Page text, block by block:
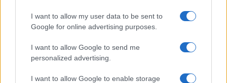
I want to allow my user data to be sent to
Google for online advertising purposes.
I want to allow Google to send me
personalized advertising.
I want to allow Google to enable storage
competenza del giudicato.